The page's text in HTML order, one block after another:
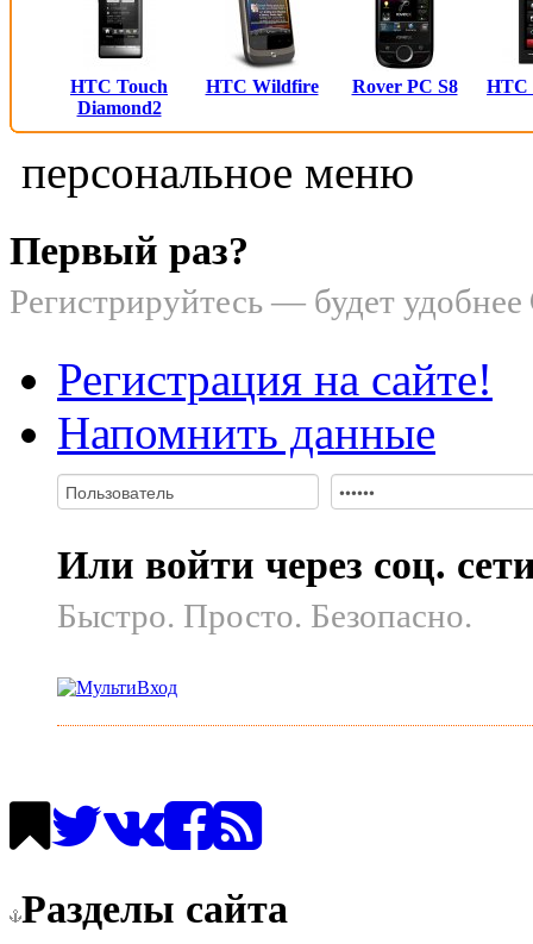
HTC Touch
Diamond2
HTC Wildfire Rover PC S8 HTC
персональное меню
Первый раз?
Регистрируйтесь — будет удобнее
Регистрация на сайте!
Напомнить данные
Или войти через соц.
Быстро. Просто. Безопасно.
Разделы сайта